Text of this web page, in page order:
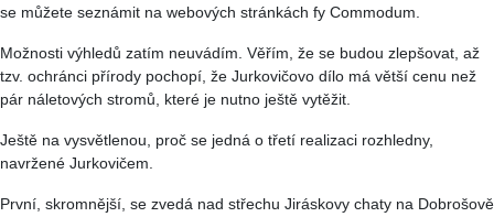
se můžete seznámit na webových stránkách fy Commodum.
Možnosti výhledů zatím neuvádím. Věřím, že se budou zlepšovat, až
tzv. ochránci přírody pochopí, že Jurkovičovo dílo má větší cenu než
pár náletových stromů, které je nutno ještě vytěžit.
Ještě na vysvětlenou, proč se jedná o třetí realizaci rozhledny,
navržené Jurkovičem.
První, skromnější, se zvedá nad střechu Jiráskovy chaty na Dobrošově